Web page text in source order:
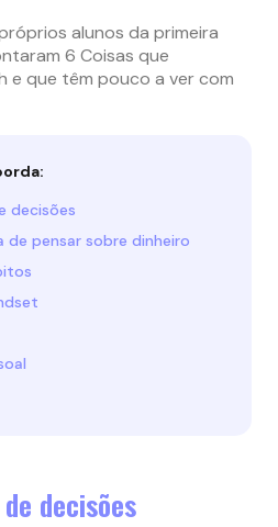
alunos da primeira
6 Coisas que
e que têm pouco a ver com
decisões
de pensar sobre dinheiro
decisões